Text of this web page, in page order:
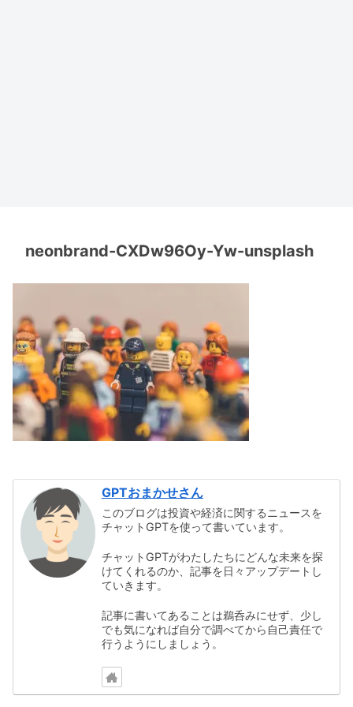
neonbrand-CXDw96Oy-Yw-unsplash
GPTおまかせさん
このブログは投資や経済に関するニュースを
チャットGPTを使って書いています。
チャットGPTがわたしたちにどんな未来を探
けてくれるのか、記事を日々アップデートし
ていきます。
記事に書いてあることは鵜呑みにせず、少し
でも気になれば自分で調べてから自己責任で
行うようにしましょう。